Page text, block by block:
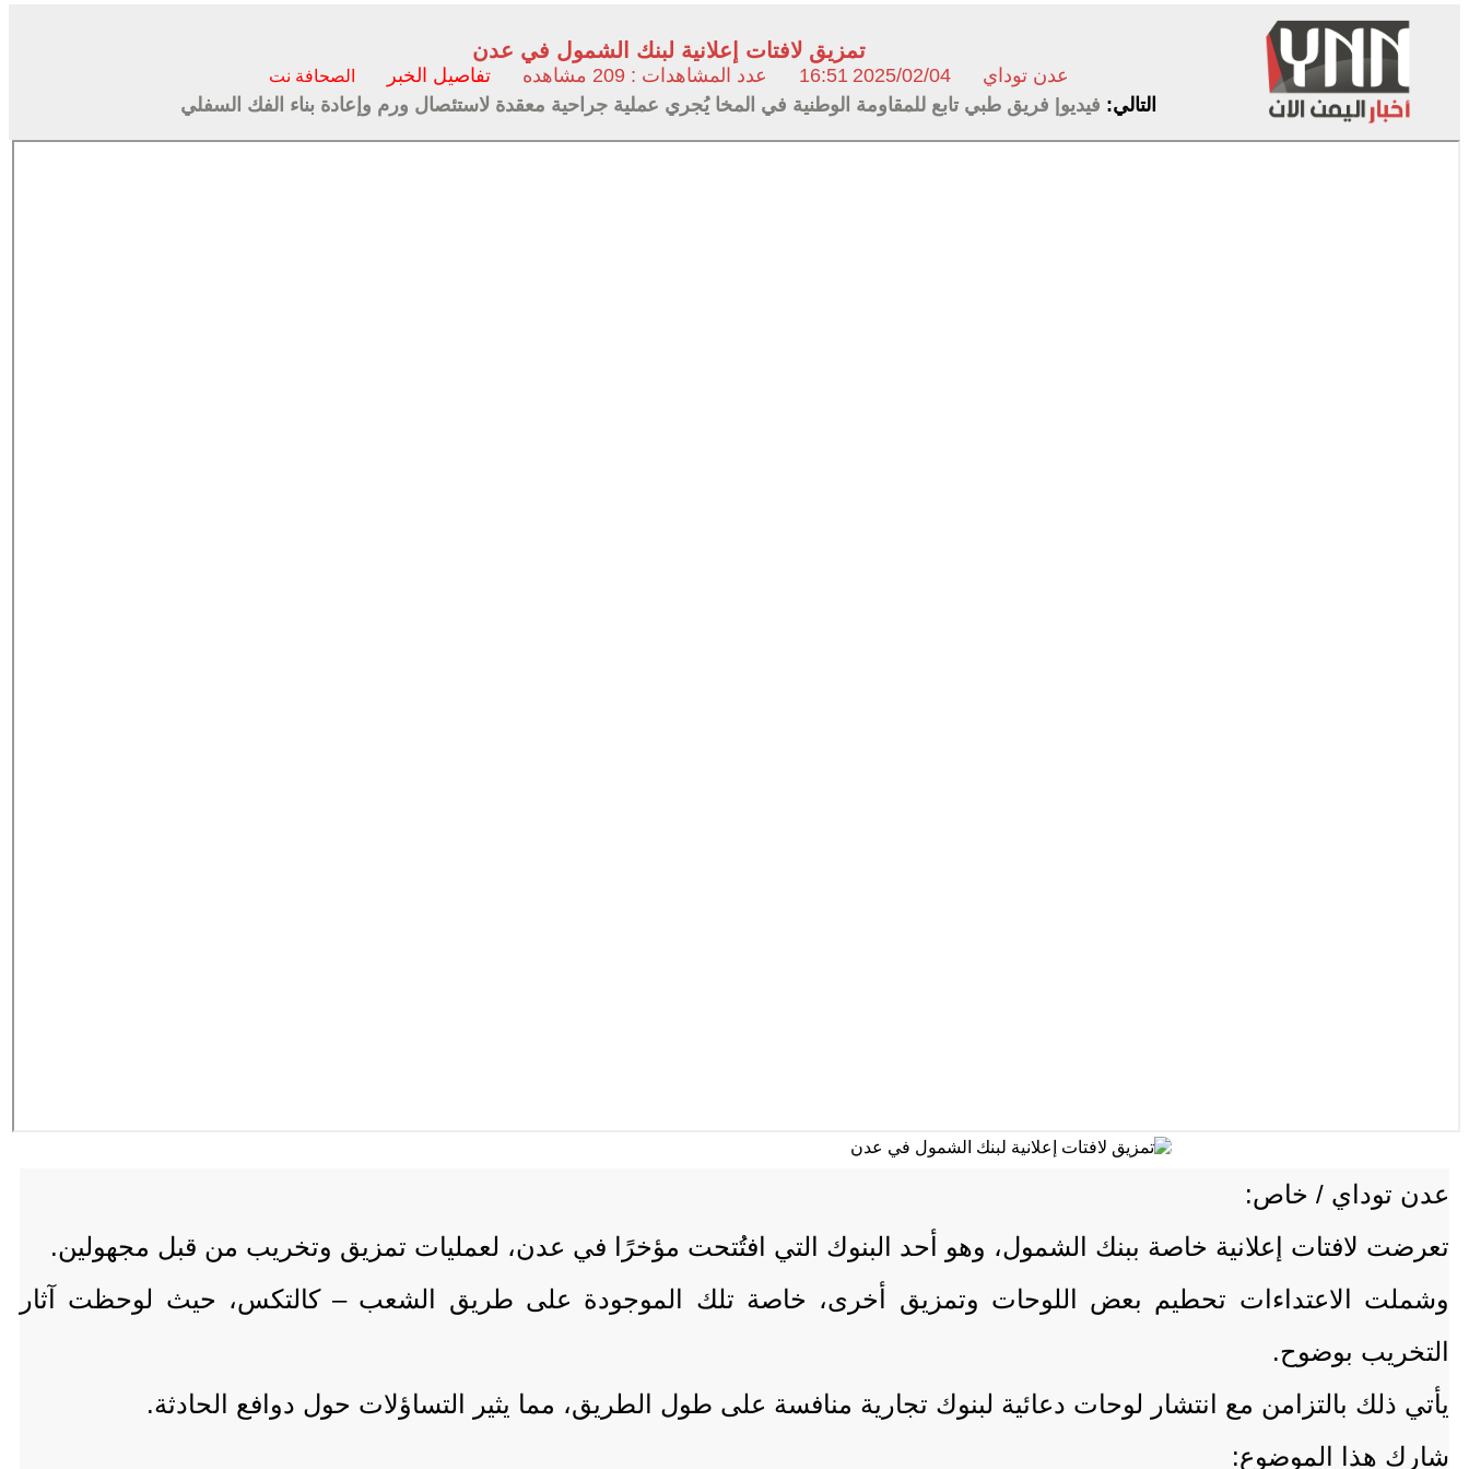
تمزيق لافتات إعلانية لبنك الشمول في عدن
عدن توداي 2025/02/04
16:51 عدد المشاهدات : 209 مشاهده تفاصيل الخبر الصحافة نت
التالي: فيديو| فريق طبي تابع للمقاومة الوطنية في المخا يُجري عملية جراحية معقدة لاستئصال ورم وإعادة بناء الفك السفلي
عدن توداي / خاص:
تعرضت لافتات إعلانية خاصة ببنك الشمول، وهو أحد البنوك التي افتُتحت مؤخرًا في عدن، لعمليات تمزيق وتخريب من قبل مجهولين.
وشملت الاعتداءات تحطيم بعض اللوحات وتمزيق أخرى، خاصة تلك الموجودة على طريق الشعب – كالتكس، حيث لوحظت آثار
التخريب بوضوح.
يأتي ذلك بالتزامن مع انتشار لوحات دعائية لبنوك تجارية منافسة على طول الطريق، مما يثير التساؤلات حول دوافع الحادثة.
شارك هذا الموضوع: